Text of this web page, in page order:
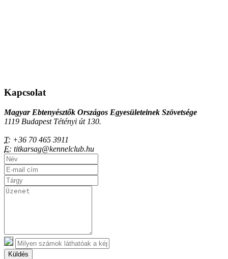
Kapcsolat
Magyar Ebtenyésztők Országos Egyesületeinek Szövetsége
1119 Budapest Tétényi út 130.
T: +36 70 465 3911
E: titkarsag@kennelclub.hu
Küldés